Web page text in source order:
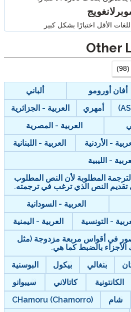
أفان أورومو
ألباني
أمهري
العربية - الجزائرية
العربية - المصرية
- الأردنية
العربية - اللبنانية
- الليبية
المطلوبة لأن النص المطلوب
تقديم النص الذي ترغب في ترجمته.
العربية - السودانية
- التونسية
العربية - اليمنية
في أقواس مربعة مزدوجة (مثل
الأجزاء بالضبط كما هي.
بنغالي بيكول
البوسنية
الكانتونية كاتالاني
سيبوانو
شام
CHamoru (Chamorro)